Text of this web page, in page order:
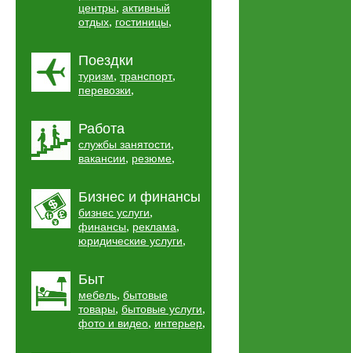
центры, активный
отдых, гостиницы,
Поездки
туризм, транспорт,
перевозки,
Работа
службы занятости,
вакансии, резюме,
Бизнес и финансы
бизнес услуги,
финансы, реклама,
юридические услуги,
Быт
мебель, бытовые
товары, бытовые услуги,
фото и видео, интерьер,